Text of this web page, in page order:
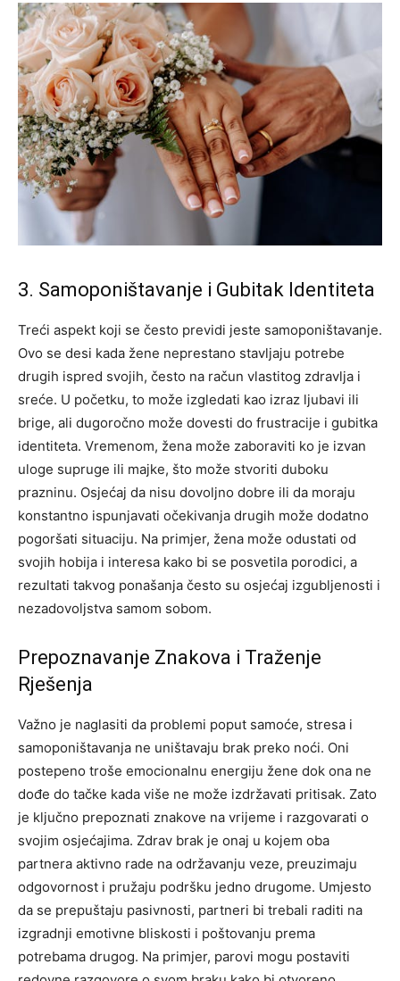
3. Samoponištavanje i Gubitak Identiteta
Treći aspekt koji se često previdi jeste samoponištavanje.
Ovo se desi kada žene neprestano stavljaju potrebe
drugih ispred svojih, često na račun vlastitog zdravlja i
sreće. U početku, to može izgledati kao izraz ljubavi ili
brige, ali dugoročno može dovesti do frustracije i gubitka
identiteta. Vremenom, žena može zaboraviti ko je izvan
uloge supruge ili majke, što može stvoriti duboku
prazninu. Osjećaj da nisu dovoljno dobre ili da moraju
konstantno ispunjavati očekivanja drugih može dodatno
pogoršati situaciju. Na primjer, žena može odustati od
svojih hobija i interesa kako bi se posvetila porodici, a
rezultati takvog ponašanja često su osjećaj izgubljenosti i
nezadovoljstva samom sobom.
Prepoznavanje Znakova i Traženje
Rješenja
Važno je naglasiti da problemi poput samoće, stresa i
samoponištavanja ne uništavaju brak preko noći. Oni
postepeno troše emocionalnu energiju žene dok ona ne
dođe do tačke kada više ne može izdržavati pritisak. Zato
je ključno prepoznati znakove na vrijeme i razgovarati o
svojim osjećajima. Zdrav brak je onaj u kojem oba
partnera aktivno rade na održavanju veze, preuzimaju
odgovornost i pružaju podršku jedno drugome. Umjesto
da se prepuštaju pasivnosti, partneri bi trebali raditi na
izgradnji emotivne bliskosti i poštovanju prema
potrebama drugog. Na primjer, parovi mogu postaviti